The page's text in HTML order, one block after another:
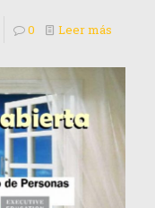
0 Leer más